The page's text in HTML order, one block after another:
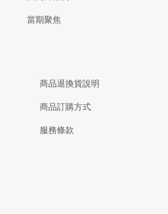
當期聚焦
商品退換貨說明
商品訂購方式
服務條款